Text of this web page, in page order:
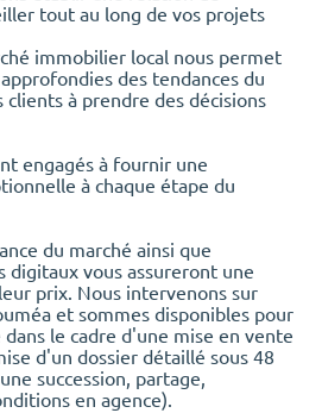
tout au long de vos projets
immobilier local nous permet
des tendances du
clients à prendre des décisions
engagés à fournir une
à chaque étape du
du marché ainsi que
digitaux vous assureront une
prix. Nous intervenons sur
et sommes disponibles pour
le cadre d'une mise en vente
d'un dossier détaillé sous 48
succession, partage,
en agence).